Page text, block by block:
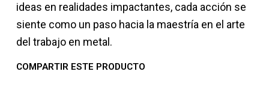
ideas en realidades impactantes, cada acción se
siente como un paso hacia la maestría en el arte
del trabajo en metal.
COMPARTIR ESTE PRODUCTO